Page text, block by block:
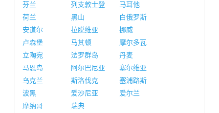
芬兰
列支敦士登
马耳他
荷兰
黑山
白俄罗斯
安道尔
拉脱维亚
挪威
卢森堡
马其顿
摩尔多瓦
立陶宛
法罗群岛
丹麦
马恩岛
阿尔巴尼亚
塞尔维亚
乌克兰
斯洛伐克
塞浦路斯
波黑
爱沙尼亚
爱尔兰
摩纳哥
瑞典